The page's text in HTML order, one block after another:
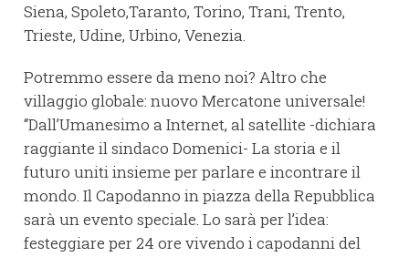
Siena, Spoleto,Taranto, Torino, Trani, Trento,
Trieste, Udine, Urbino, Venezia.
Potremmo essere da meno noi? Altro che
villaggio globale: nuovo Mercatone universale!
“Dall’Umanesimo a Internet, al satellite -dichiara
raggiante il sindaco Domenici- La storia e il
futuro uniti insieme per parlare e incontrare il
mondo. Il Capodanno in piazza della Repubblica
sarà un evento speciale. Lo sarà per l’idea:
festeggiare per 24 ore vivendo i capodanni del